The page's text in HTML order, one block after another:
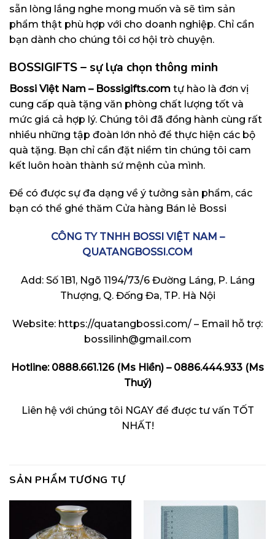
sẵn lòng lắng nghe mong muốn và sẽ tìm sản
phẩm thật phù hợp với cho doanh nghiệp. Chỉ cần
bạn dành cho chúng tôi cơ hội trò chuyện.
BOSSIGIFTS – sự lựa chọn thông minh
Bossi Việt Nam – Bossigifts.com tự hào là đơn vị
cung cấp quà tặng văn phòng chất lượng tốt và
mức giá cả hợp lý. Chúng tôi đã đồng hành cùng rất
nhiều những tập đoàn lớn nhỏ để thực hiện các bộ
quà tặng. Bạn chỉ cần đặt niềm tin chúng tôi cam
kết luôn hoàn thành sứ mệnh của mình.
Để có được sự đa dạng về ý tưởng sản phẩm, các
bạn có thể ghé thăm Cửa hàng Bán lẻ Bossi
CÔNG TY TNHH BOSSI VIỆT NAM –
QUATANGBOSSI.COM
Add: Số 1B1, Ngõ 1194/73/6 Đường Láng, P. Láng
Thượng, Q. Đống Đa, TP. Hà Nội
Website: https://quatangbossi.com/ – Email hỗ trợ:
bossilinh@gmail.com
Hotline: 0888.661.126 (Ms Hiền) – 0886.444.933 (Ms
Thuý)
Liên hệ với chúng tôi NGAY để được tư vấn TỐT
NHẤT!
SẢN PHẨM TƯƠNG TỰ